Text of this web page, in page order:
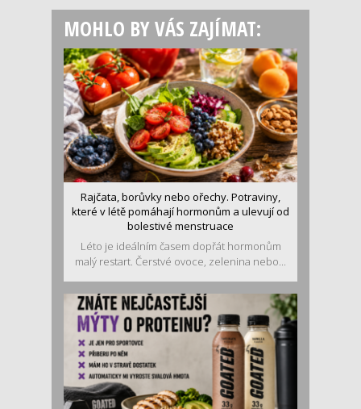
MOHLO BY VÁS ZAJÍMAT:
Rajčata, borůvky nebo ořechy. Potraviny,
které v létě pomáhají hormonům a ulevují od
bolestivé menstruace
Léto je ideálním časem dopřát hormonům
malý restart. Čerstvé ovoce, zelenina nebo...